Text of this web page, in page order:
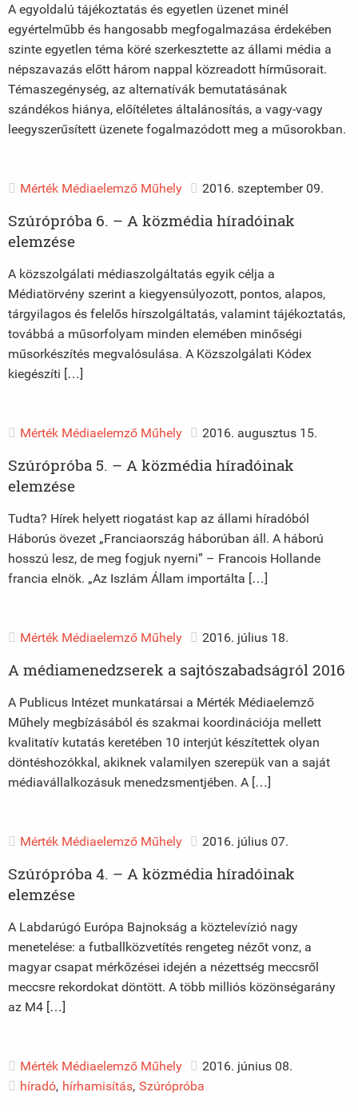
A egyoldalú tájékoztatás és egyetlen üzenet minél
egyértelműbb és hangosabb megfogalmazása érdekében
szinte egyetlen téma köré szerkesztette az állami média a
népszavazás előtt három nappal közreadott hírműsorait.
Témaszegénység, az alternatívák bemutatásának
szándékos hiánya, előítéletes általánosítás, a vagy-vagy
leegyszerűsített üzenete fogalmazódott meg a műsorokban.
Mérték Médiaelemző Műhely 2016. szeptember 09.
Szúrópróba 6. – A közmédia híradóinak
elemzése
A közszolgálati médiaszolgáltatás egyik célja a
Médiatörvény szerint a kiegyensúlyozott, pontos, alapos,
tárgyilagos és felelős hírszolgáltatás, valamint tájékoztatás,
továbbá a műsorfolyam minden elemében minőségi
műsorkészítés megvalósulása. A Közszolgálati Kódex
kiegészíti […]
Mérték Médiaelemző Műhely 2016. augusztus 15.
Szúrópróba 5. – A közmédia híradóinak
elemzése
Tudta? Hírek helyett riogatást kap az állami híradóból
Háborús övezet „Franciaország háborúban áll. A háború
hosszú lesz, de meg fogjuk nyerni” – Francois Hollande
francia elnök. „Az Iszlám Állam importálta […]
Mérték Médiaelemző Műhely 2016. július 18.
A médiamenedzserek a sajtószabadságról 2016
A Publicus Intézet munkatársai a Mérték Médiaelemző
Műhely megbízásából és szakmai koordinációja mellett
kvalitatív kutatás keretében 10 interjút készítettek olyan
döntéshozókkal, akiknek valamilyen szerepük van a saját
médiavállalkozásuk menedzsmentjében. A […]
Mérték Médiaelemző Műhely 2016. július 07.
Szúrópróba 4. – A közmédia híradóinak
elemzése
A Labdarúgó Európa Bajnokság a köztelevízió nagy
menetelése: a futballközvetítés rengeteg nézőt vonz, a
magyar csapat mérkőzései idején a nézettség meccsről
meccsre rekordokat döntött. A több milliós közönségarány
az M4 […]
Mérték Médiaelemző Műhely
2016. június 08.
híradó, hírhamisítás, Szúrópróba